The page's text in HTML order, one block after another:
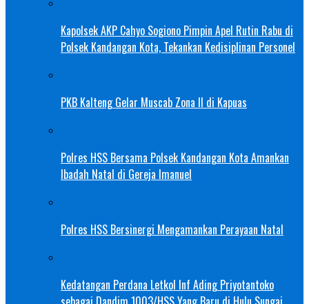
Kapolsek AKP Cahyo Sogiono Pimpin Apel Rutin Rabu di
Polsek Kandangan Kota, Tekankan Kedisiplinan Personel
PKB Kalteng Gelar Muscab Zona II di Kapuas
Polres HSS Bersama Polsek Kandangan Kota Amankan
Ibadah Natal di Gereja Imanuel
Polres HSS Bersinergi Mengamankan Perayaan Natal
Kedatangan Perdana Letkol Inf Ading Priyotantoko